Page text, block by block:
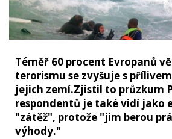
Téměř 60 procent Evropanů
terorismu se zvyšuje s
jejich zemí.Zjistil to průzkum
respondentů je také vidí jako
"zátěž", protože "jim berou
výhody."